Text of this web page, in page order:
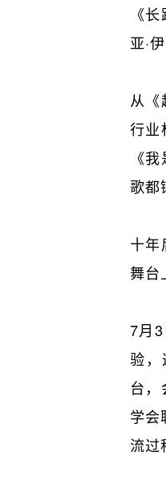
《
亚·
从《
行业
《
歌都
十年
舞台
7月
验
台
学会
流过